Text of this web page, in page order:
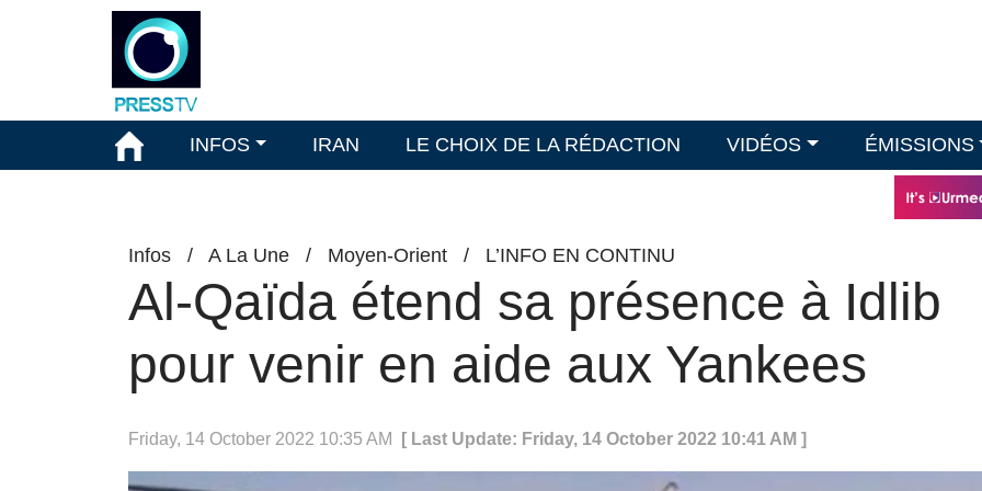
INFOS IRAN LE CHOIX DE LA RÉDACTION VIDÉOS ÉMISSIONS
Infos / A La Une / Moyen-Orient / L’INFO EN CONTINU
Al-Qaïda étend sa présence à Idlib
pour venir en aide aux Yankees
Friday, 14 October 2022 10:35 AM [ Last Update: Friday, 14 October 2022 10:41 AM ]